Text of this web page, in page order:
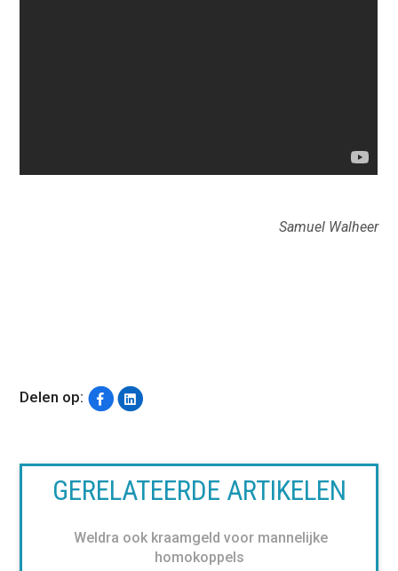
Samuel Walheer
Delen op:
GERELATEERDE ARTIKELEN
Weldra ook kraamgeld voor mannelijke
homokoppels